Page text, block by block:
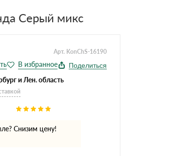
из профнастила
Фальцевая кровля
Софиты
Серый микс
Арт. KonChS-16190
Поделиться
и Лен. область
Снизим цену!